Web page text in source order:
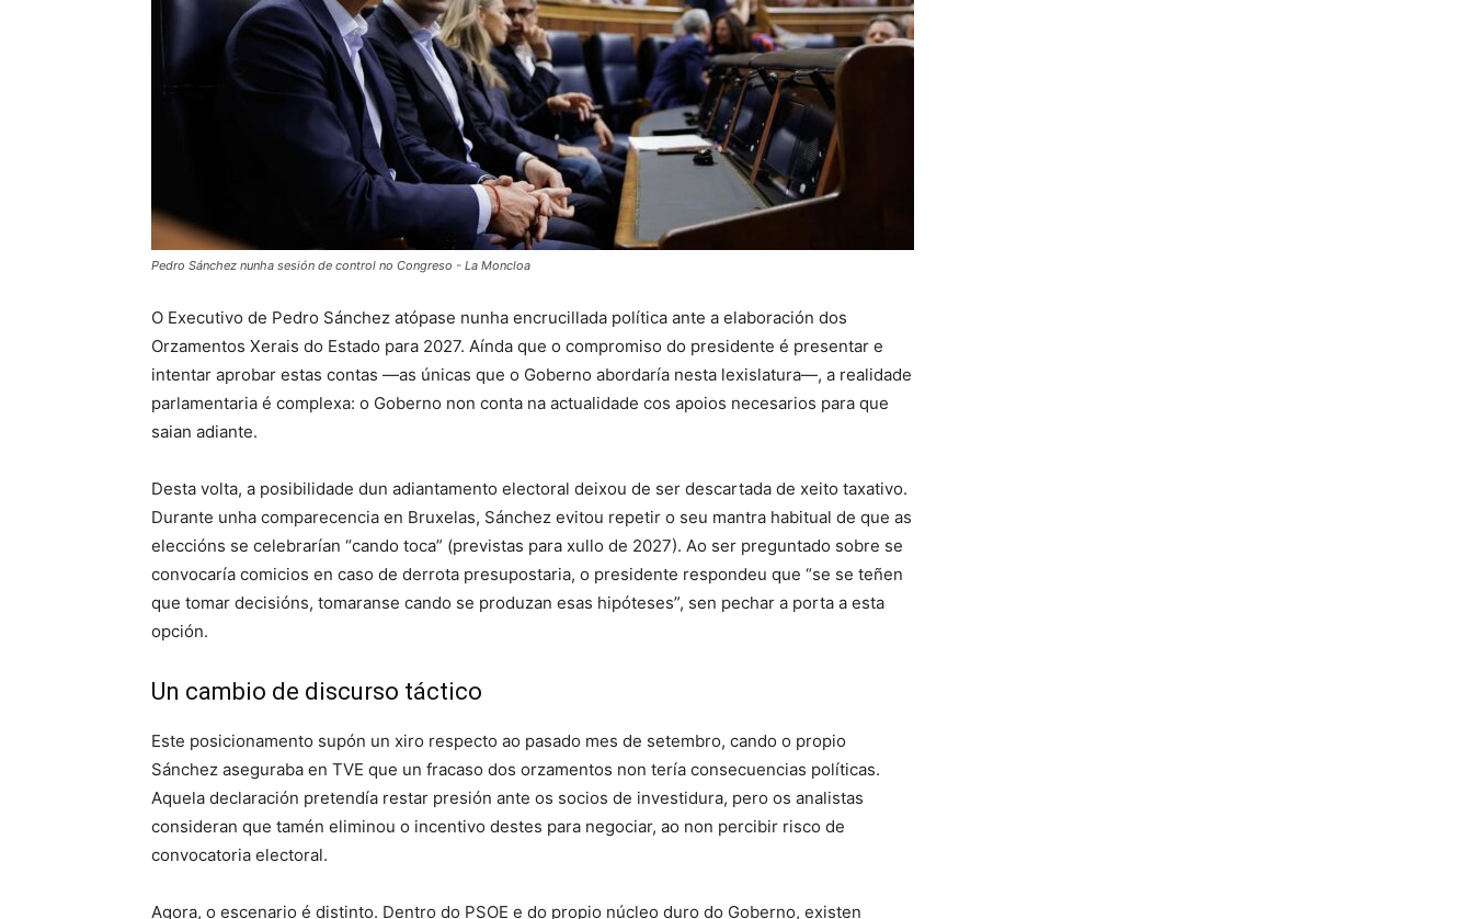
Pedro Sánchez nunha sesión de control no Congreso - La Moncloa
O Executivo de Pedro Sánchez atópase nunha encrucillada política ante a elaboración dos
Orzamentos Xerais do Estado para 2027. Aínda que o compromiso do presidente é presentar e
intentar aprobar estas contas —as únicas que o Goberno abordaría nesta lexislatura—, a realidade
parlamentaria é complexa: o Goberno non conta na actualidade cos apoios necesarios para que
saian adiante.
Desta volta, a posibilidade dun adiantamento electoral deixou de ser descartada de xeito taxativo.
Durante unha comparecencia en Bruxelas, Sánchez evitou repetir o seu mantra habitual de que as
eleccións se celebrarían “cando toca” (previstas para xullo de 2027). Ao ser preguntado sobre se
convocaría comicios en caso de derrota presupostaria, o presidente respondeu que “se se teñen
que tomar decisións, tomaranse cando se produzan esas hipóteses”, sen pechar a porta a esta
opción.
Un cambio de discurso táctico
Este posicionamento supón un xiro respecto ao pasado mes de setembro, cando o propio
Sánchez aseguraba en TVE que un fracaso dos orzamentos non tería consecuencias políticas.
Aquela declaración pretendía restar presión ante os socios de investidura, pero os analistas
consideran que tamén eliminou o incentivo destes para negociar, ao non percibir risco de
convocatoria electoral.
Agora, o escenario é distinto. Dentro do PSOE e do propio núcleo duro do Goberno, existen